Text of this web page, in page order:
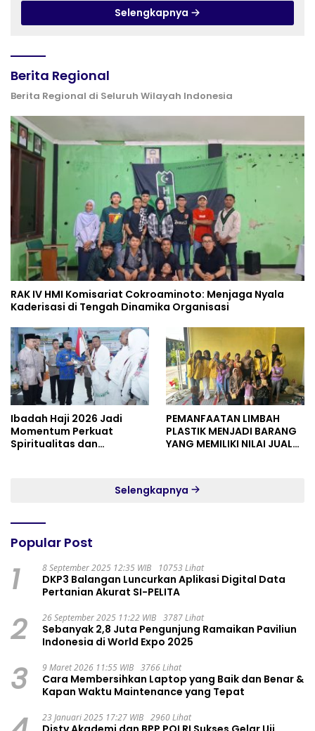
Masjid sebagai Pusat Peradaban,
Diplomasi Keagamaan dan
Selengkapnya
Berita Regional
Berita Regional di Seluruh Wilayah Indonesia
RAK IV HMI Komisariat Cokroaminoto: Menjaga Nyala
Kaderisasi di Tengah Dinamika Organisasi
Ibadah Haji 2026 Jadi
Momentum Perkuat
Spiritualitas dan
PEMANFAATAN LIMBAH
PLASTIK MENJADI BARANG
YANG MEMILIKI NILAI JUAL
Selengkapnya
Popular Post
1 8 September 2025 12:35 WIB 10753 Lihat
DKP3 Balangan Luncurkan Aplikasi Digital Data
Pertanian Akurat SI-PELITA
2 26 September 2025 11:22 WIB 3787 Lihat
Sebanyak 2,8 Juta Pengunjung Ramaikan Paviliun
Indonesia di World Expo 2025
3 9 Maret 2026 11:55 WIB 3766 Lihat
Cara Membersihkan Laptop yang Baik dan Benar &
Kapan Waktu Maintenance yang Tepat
23 Januari 2025 17:27 WIB 2960 Lihat